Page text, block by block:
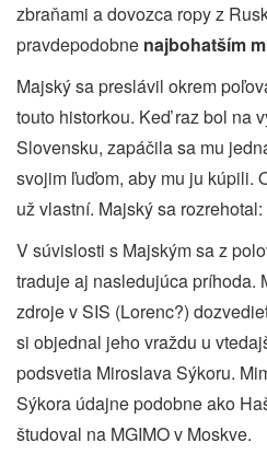
zbraňami a dovozca ropy z
pravdepodobne najbohatším
Majský sa preslávil okrem
touto historkou. Keď raz bol na
Slovensku, zapáčila sa mu
svojim ľuďom, aby mu ju kúpili.
už vlastní. Majský sa rozrehotal:
V súvislosti s Majským sa z
traduje aj nasledujúca príhoda.
zdroje v SIS (Lorenc?)
si objednal jeho vraždu u
podsvetia Miroslava Sýkoru.
Sýkora údajne podobne ako
študoval na MGIMO v Moskve.